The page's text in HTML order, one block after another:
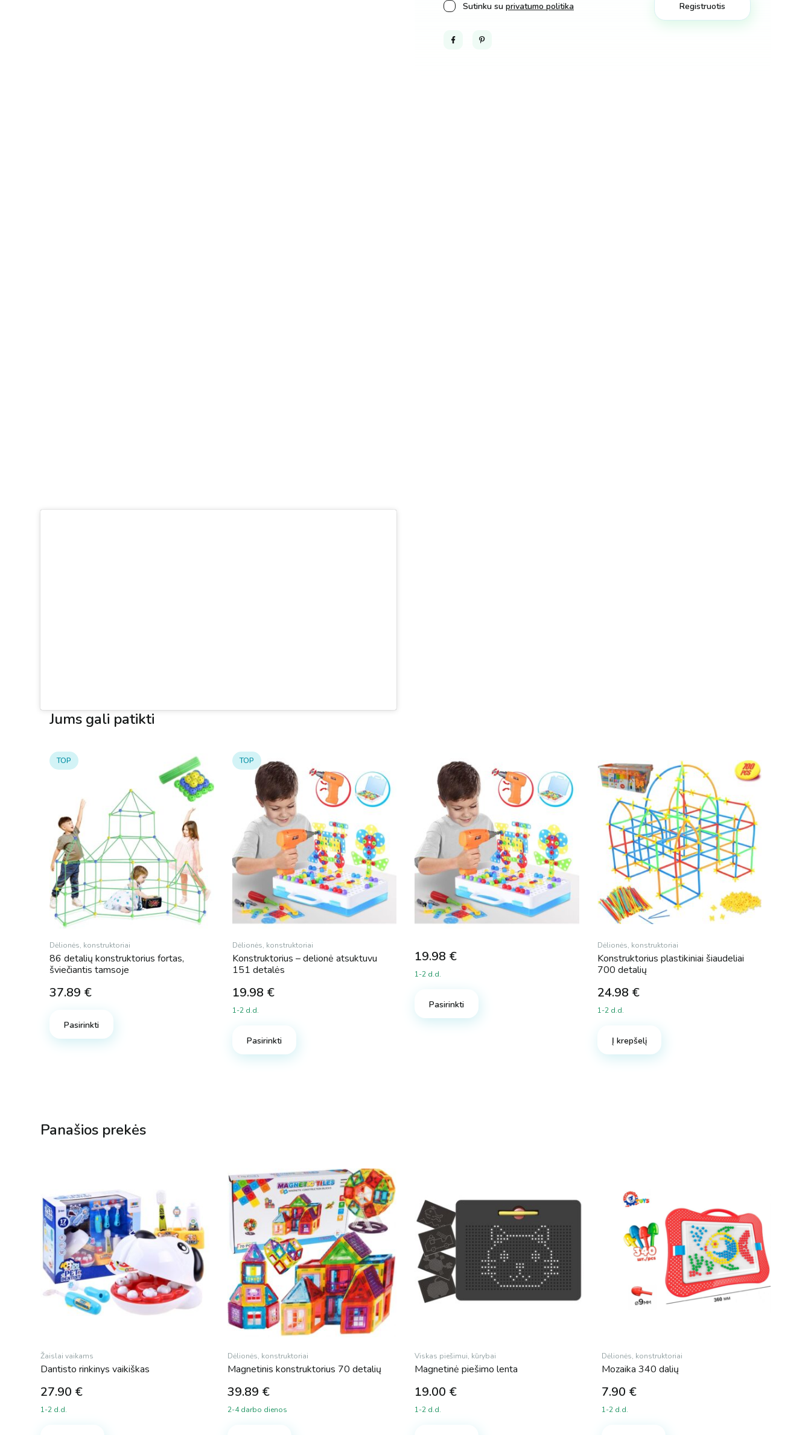
Sutinku su privatumo politika
FacebookPinterest
Jums gali patikti
TOP
Dėlionės, konstruktoriai
86 detalių konstruktorius fortas,
šviečiantis tamsoje
37.89 €
Pasirinkti
TOP
Dėlionės, konstruktoriai
Konstruktorius – delionė atsuktuvu
151 detalės
19.98 €
1-2 d.d.
Pasirinkti
19.98 €
1-2 d.d.
Pasirinkti
Dėlionės, konstruktoriai
Konstruktorius plastikiniai šiaudeliai
700 detalių
24.98 €
1-2 d.d.
Į krepšelį
Panašios prekės
Žaislai vaikams
Dantisto rinkinys vaikiškas
27.90 €
1-2 d.d.
Dėlionės, konstruktoriai
Magnetinis konstruktorius 70 detalių
39.89 €
2-4 darbo dienos
Viskas piešimui, kūrybai
Magnetinė piešimo lenta
19.00 €
1-2 d.d.
Dėlionės, konstruktoriai
Mozaika 340 dalių
7.90 €
1-2 d.d.